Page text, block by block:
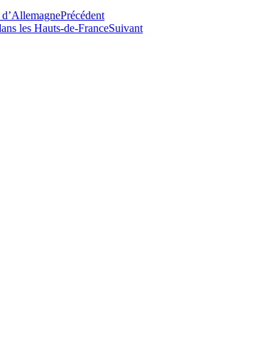
Précédent
les Hauts-de-FranceSuivant